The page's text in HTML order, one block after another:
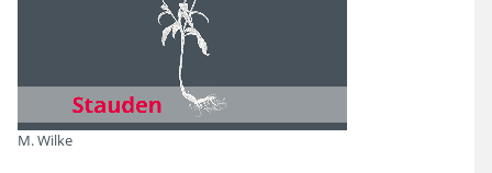
M. Wilke